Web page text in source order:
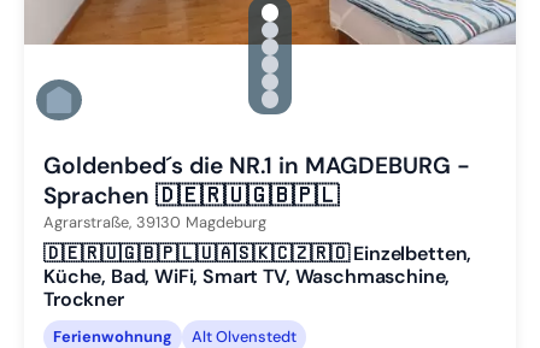
gallery.slide_selector
Zu Slide 1 wechseln
Zu Slide 2 wechseln
Zu Slide 3 wechseln
Zu Slide 4 wechseln
Zu Slide 5 wechseln
Zu Slide 6 wechseln
Goldenbed´s die NR.1 in MAGDEBURG -
Sprachen 🇩🇪🇷🇺🇬🇧🇵🇱
Agrarstraße, 39130 Magdeburg
🇩🇪🇷🇺🇬🇧🇵🇱🇺🇦🇸🇰🇨🇿🇷🇴 Einzelbetten,
Küche, Bad, WiFi, Smart TV, Waschmaschine,
Trockner
Ferienwohnung
Alt Olvenstedt